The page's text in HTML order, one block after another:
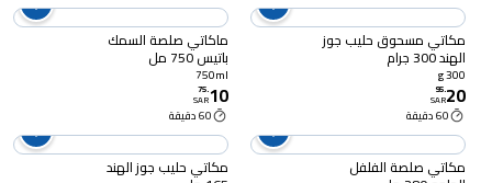
مكاتي مسحوق حليب جوز
الهند 300 جرام
300 g
20
.
95
SAR
60 دقيقة
ماكاتي صلصة السمك
باتيس 750 مل
750ml
10
.
75
SAR
60 دقيقة
مكاتي صلصة الفلفل مكاتي حليب جوز الهند